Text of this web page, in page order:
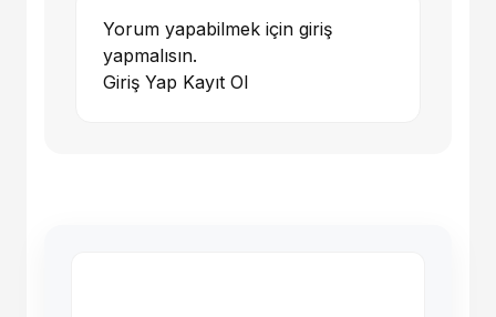
Yorum yapabilmek için giriş
yapmalısın.
Giriş Yap Kayıt Ol